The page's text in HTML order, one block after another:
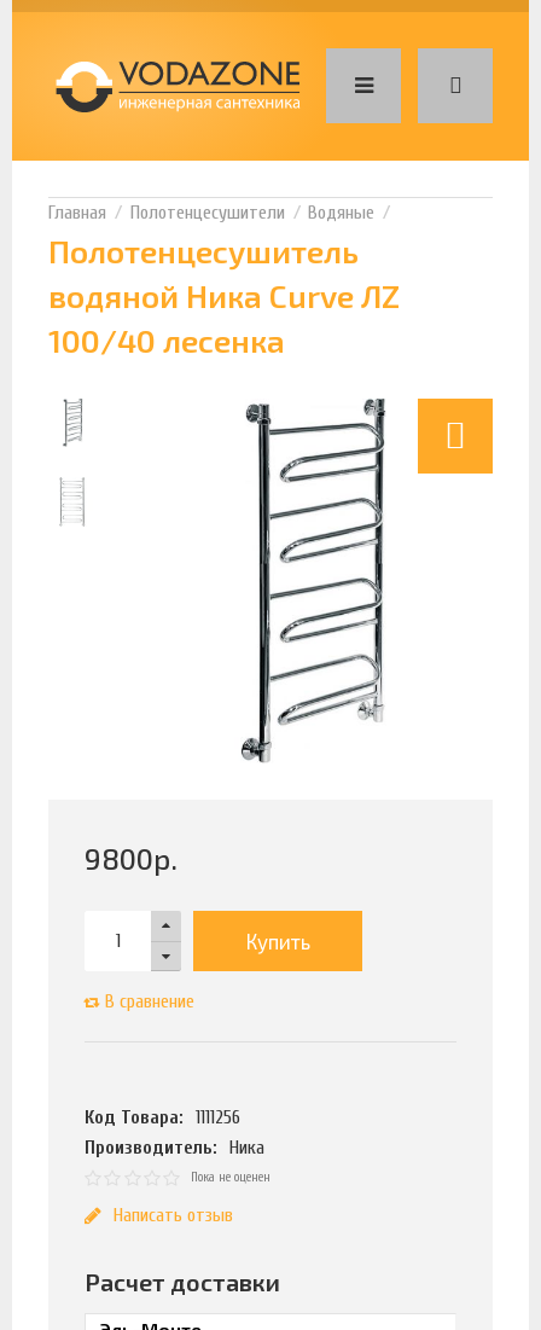
Полотенцесушители Водяные
Полотенцесушитель
водяной Ника Curve ЛZ
100/40 лесенка
9800р.
Купить
В сравнение
Код Товара:
1111256
Производитель:
Ника
Пока не оценен
Написать отзыв
Расчет доставки